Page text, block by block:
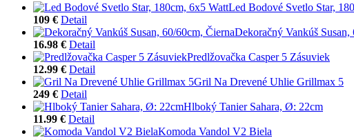
Led Bodové Svetlo Star,
109 € Detail
Dekoračný Vankúš Susan,
16.98 € Detail
Predlžovačka Casper 5 Zásuviek
12.99 € Detail
Gril Na Drevené Uhlie Grillmax 5
249 € Detail
Hlboký Tanier Sahara, Ø: 22cm
11.99 € Detail
Komoda Vandol V2 Biela